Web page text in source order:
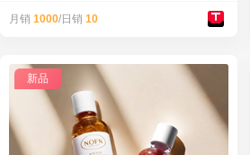
月销 1000/日销 10
新品